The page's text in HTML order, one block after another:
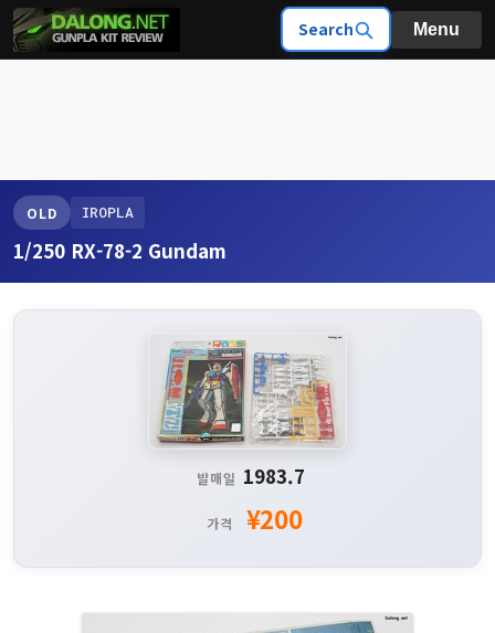
Search Menu
OLD IROPLA
1/250 RX-78-2 Gundam
발매일 1983.7
가격 ¥200